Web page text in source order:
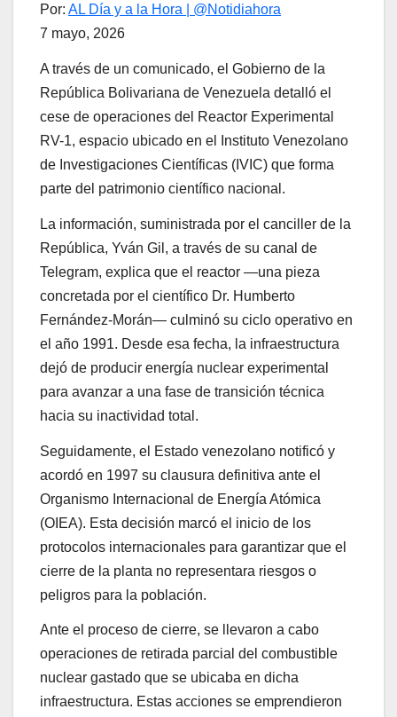
Por: AL Día y a la Hora | @Notidiahora
7 mayo, 2026
A través de un comunicado, el Gobierno de la
República Bolivariana de Venezuela detalló el
cese de operaciones del Reactor Experimental
RV-1, espacio ubicado en el Instituto Venezolano
de Investigaciones Científicas (IVIC) que forma
parte del patrimonio científico nacional.
La información, suministrada por el canciller de la
República, Yván Gil, a través de su canal de
Telegram, explica que el reactor —una pieza
concretada por el científico Dr. Humberto
Fernández-Morán— culminó su ciclo operativo en
el año 1991. Desde esa fecha, la infraestructura
dejó de producir energía nuclear experimental
para avanzar a una fase de transición técnica
hacia su inactividad total.
Seguidamente, el Estado venezolano notificó y
acordó en 1997 su clausura definitiva ante el
Organismo Internacional de Energía Atómica
(OIEA). Esta decisión marcó el inicio de los
protocolos internacionales para garantizar que el
cierre de la planta no representara riesgos o
peligros para la población.
Ante el proceso de cierre, se llevaron a cabo
operaciones de retirada parcial del combustible
nuclear gastado que se ubicaba en dicha
infraestructura. Estas acciones se emprendieron